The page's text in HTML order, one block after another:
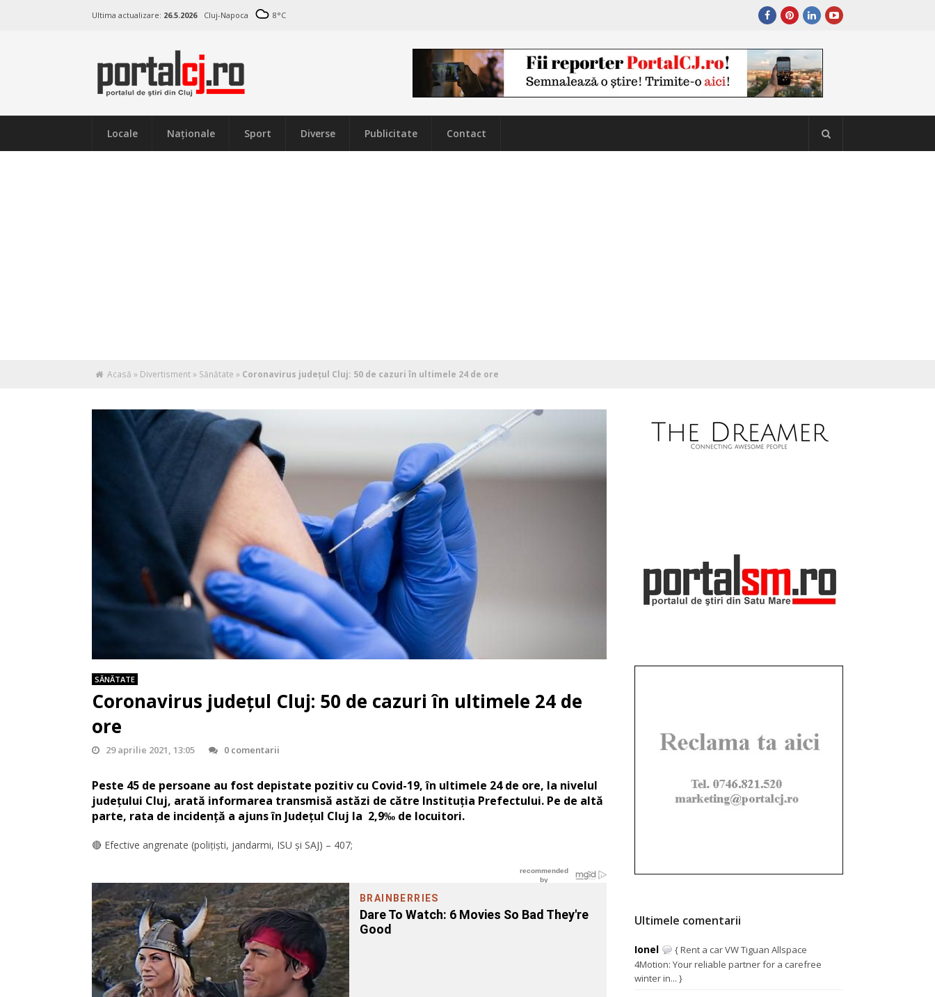
Ultima actualizare: 26.5.2026 Cluj-Napoca 8°C
Locale Naţionale Sport Diverse Publicitate Contact
Acasă » Divertisment» Sănătate » Coronavirus județul Cluj: 50 de cazuri în ultimele 24 de ore
SĂNĂTATE
Coronavirus județul Cluj: 50 de cazuri în ultimele 24 de
ore
29 aprilie 2021, 13:05 0 comentarii
Peste 45 de persoane au fost depistate pozitiv cu Covid-19, în ultimele 24 de ore, la nivelul
județului Cluj, arată informarea transmisă astăzi de către Instituția Prefectului. Pe de altă
parte, rata de incidență a ajuns în Județul Cluj la 2,9‰ de locuitori.
🔴 Efective angrenate (polițiști, jandarmi, ISU și SAJ) – 407;
Ultimele comentarii
Ionel
{ Rent a car VW Tiguan Allspace
4Motion: Your reliable partner for a carefree
winter in... }